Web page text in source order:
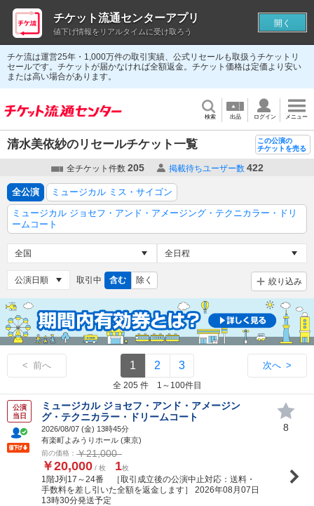
チケ流は運営25年・1,000万件の取引実績、公式リセールも取扱うチケットリ
セールです。チケットが届かなければ全額返金。チケット価格は定価より安い
または高い場合があります。
検索 出品 ログイン メニュー
清水美依紗のリセールチケット一覧
この公演の
チケットを売る
全チケット件数 205 掲載待ちユーザー数 422
全公演
ミュージカル ミス・サイゴン
ミュージカル ジョセフ・アンド・アメージング・テクニカラー・ドリ
ームコート
取引中 含む 除く 絞り込み
< 前へ 1 2 3 次へ >
全 205 件 1～100件目
公演
当日
ミュージカル ジョセフ・アンド・アメージン
グ・テクニカラー・ドリームコート
2026/08/07 (金) 13時45分
有楽町よみうりホール (東京)
前の価格： ￥21,000
￥20,000 / 枚 1枚
1階J列17～24番 ［取引成立後の公演中止対応：送料・
手数料を差し引いた全額を返金します］ 2026年08月07日
13時30分発送予定
8
チケット流通センターアプリ
値下げ情報をリアルタイムに受け取ろう
開く